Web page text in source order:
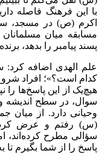
با این فرهنگ فاصله
اکرم (ص) در مسجد،
مسابقه میان
پسند پیامبر را بدهد،
علم الهدی اضافه کرد:
کدام است؟»؛ افراد
هیچ‌یک از این پاسخ‌ها را
سوال، در سطح اندیشه
وحیانی دارد. از میان
(س) رفتم و عرض کردم
سؤالی مطرح کرده‌اند،
پاسخ را از شما بگیرم تا